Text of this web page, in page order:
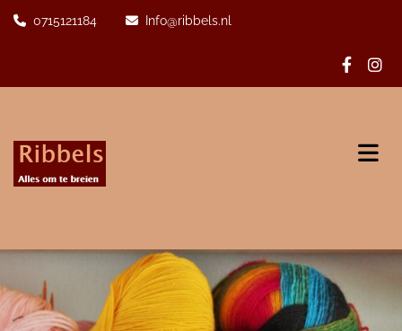
 0715121184  Info@ribbels.nl